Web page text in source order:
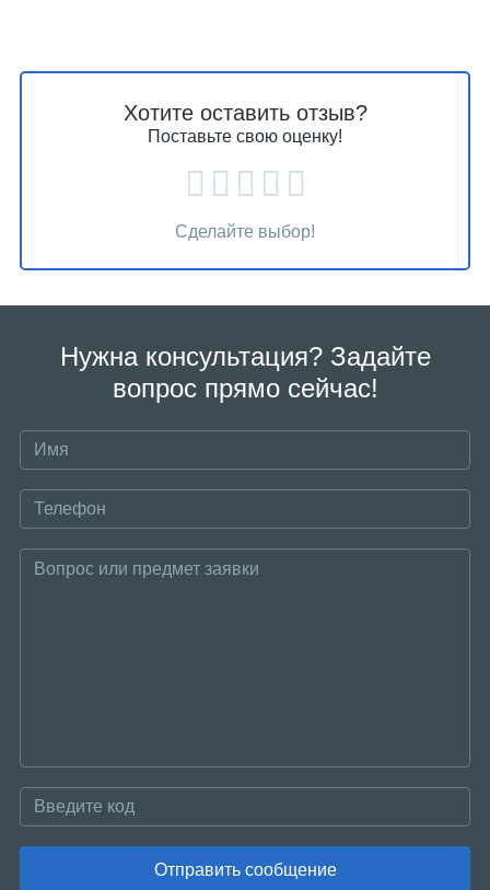
Хотите оставить отзыв?
Поставьте свою оценку!
Сделайте выбор!
Нужна консультация? Задайте
вопрос прямо сейчас!
Отправить сообщение